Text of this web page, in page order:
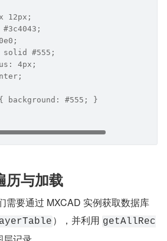
12px;
#3c4043;
solid #555;
4px;
background: #555; }
历与加载
需要通过 MXCAD 实例获取数据库
），并利用 getAllRec